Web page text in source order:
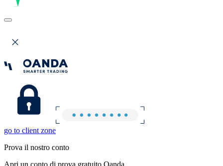
go to client zone
Prova il nostro conto
Apri un conto di prova gratuito Oanda